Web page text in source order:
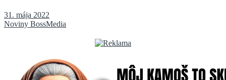
31. mája 2022
Noviny BossMedia